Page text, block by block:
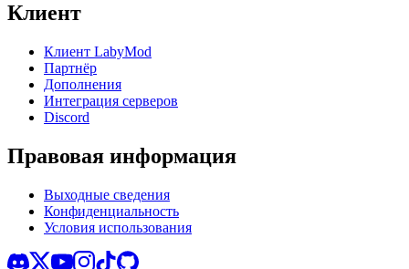
Клиент
Клиент LabyMod
Партнёр
Дополнения
Интеграция серверов
Discord
Правовая информация
Выходные сведения
Конфиденциальность
Условия использования